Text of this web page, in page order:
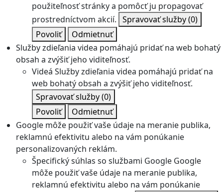
použiteľnosť stránky a pomôcť ju propagovať
prostredníctvom akcií. Spravovať služby(0)
Povoliť
Odmietnuť
Služby zdieľania videa pomáhajú pridať na web bohatý
obsah a zvýšiť jeho viditeľnosť.
Videá Služby zdieľania videa pomáhajú pridať na
web bohatý obsah a zvýšiť jeho viditeľnosť.
Spravovať služby(0)
Povoliť
Odmietnuť
Google môže použiť vaše údaje na meranie publika,
reklamnú efektivitu alebo na vám ponúkanie
personalizovaných reklám.
Špecifický súhlas so službami Google Google
môže použiť vaše údaje na meranie publika,
reklamnú efektivitu alebo na vám ponúkanie